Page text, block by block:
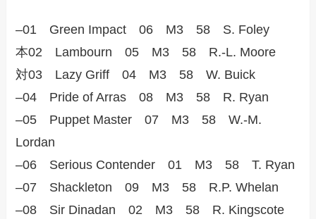
–01 Green Impact 06 M3 58 S. Foley
本02 Lambourn 05 M3 58 R.-L. Moore
対03 Lazy Griff 04 M3 58 W. Buick
–04 Pride of Arras 08 M3 58 R. Ryan
–05 Puppet Master 07 M3 58 W.-M.
Lordan
–06 Serious Contender 01 M3 58 T. Ryan
–07 Shackleton 09 M3 58 R.P. Whelan
–08 Sir Dinadan 02 M3 58 R. Kingscote